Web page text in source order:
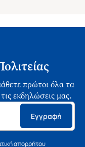
πρώτοι όλα τα
τις εκδηλώσεις μας.
Εγγραφή
απορρήτου